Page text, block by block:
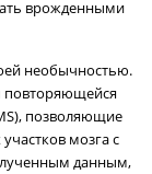
врожденными
необычностью.
повторяющейся
позволяющие
мозга с
данным,